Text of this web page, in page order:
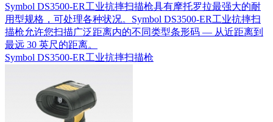
Symbol DS3500-ER工业抗摔扫描枪具有摩托罗拉最强大的耐
用型规格，可处理各种状况。Symbol DS3500-ER工业抗摔扫
描枪允许您扫描广泛距离内的不同类型条形码 — 从近距离到
最远 30 英尺的距离。
Symbol DS3500-ER工业抗摔扫描枪